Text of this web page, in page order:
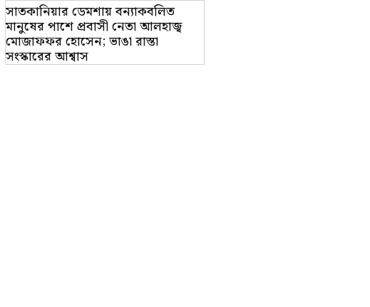
সাতকানিয়ার ডেমশায় বন্যাকবলিত
মানুষের পাশে প্রবাসী নেতা আলহাজ্ব
মোজাফফর হোসেন; ভাঙা রাস্তা
সংস্কারের আশ্বাস